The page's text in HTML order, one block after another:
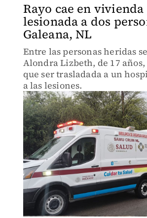
Rayo cae en
lesionada a dos
Galeana, NL
Entre las personas heridas
Alondra Lizbeth, de 17
que ser trasladada a un
a las lesiones.